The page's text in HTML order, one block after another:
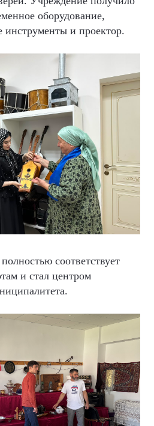
оборудование,
инструменты и проектор.
соответствует
и стал центром